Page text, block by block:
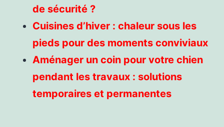
de sécurité ?
Cuisines d’hiver : chaleur sous les
pieds pour des moments conviviaux
Aménager un coin pour votre chien
pendant les travaux : solutions
temporaires et permanentes